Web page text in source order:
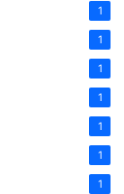
1
1
1
1
1
1
1